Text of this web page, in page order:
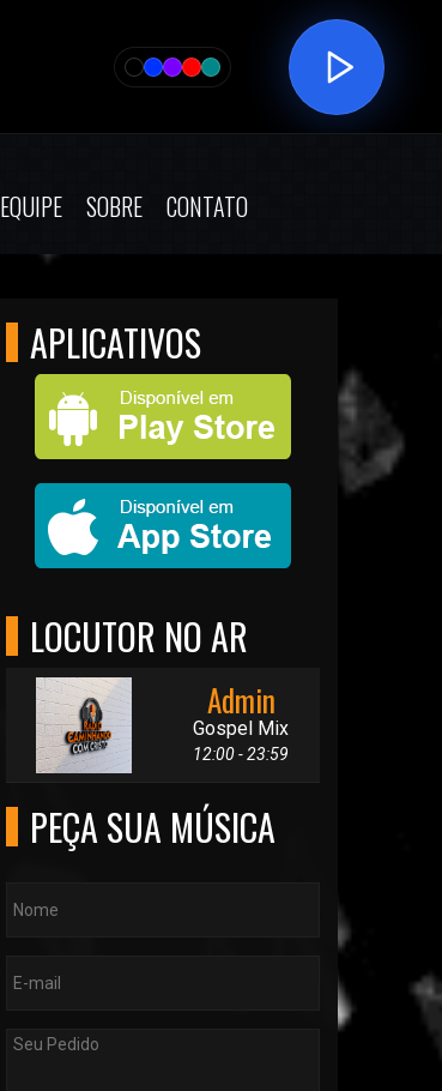
EQUIPE SOBRE CONTATO
APLICATIVOS
LOCUTOR NO AR
Admin
Gospel Mix
12:00 - 23:59
PEÇA SUA MÚSICA